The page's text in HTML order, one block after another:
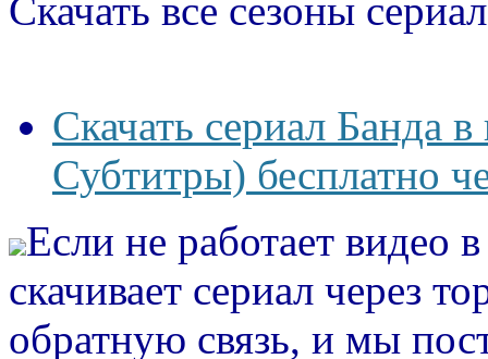
Скачать все сезоны
Скачать сериал Банда
Субтитры) бесплатно
Если не работает видео
скачивает сериал через
обратную связь, и мы